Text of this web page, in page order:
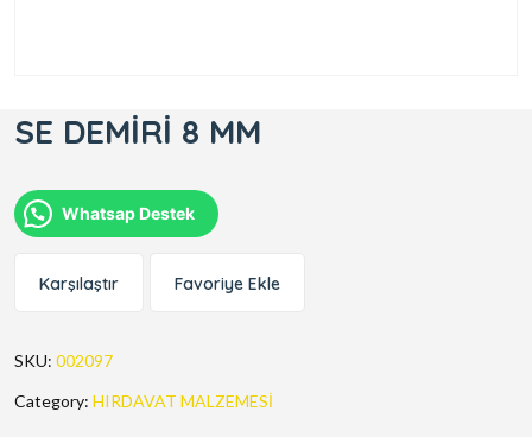
SE DEMİRİ 8 MM
Whatsap Destek
Karşılaştır Favoriye Ekle
SKU: 002097
Category: HIRDAVAT MALZEMESİ